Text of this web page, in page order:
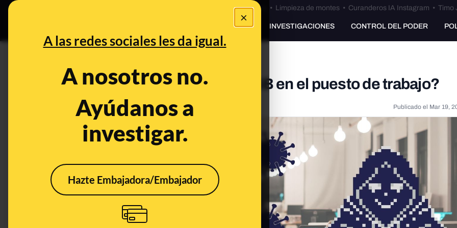
×
A las redes sociales les da igual.
A nosotros no.
Ayúdanos a
investigar.
Hazte Embajadora/Embajador
Bulos Ceuta • Limpieza de montes• Curanderos IA Instagram • Timo
PREBUNKING INVESTIGACIONES CONTROL DEL PODER
¿Es peligroso utilizar memorias USB en el puesto de trabajo?
Publicado el Mar 19,